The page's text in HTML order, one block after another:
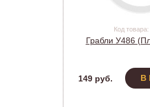
Код
Грабли У486
149 руб. В